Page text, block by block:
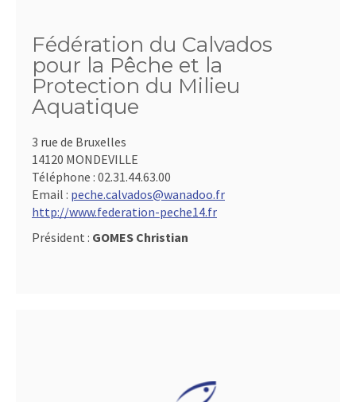
Fédération du Calvados
pour la Pêche et la
Protection du Milieu
Aquatique
3 rue de Bruxelles
14120 MONDEVILLE
Téléphone : 02.31.44.63.00
Email : peche.calvados@wanadoo.fr
http://www.federation-peche14.fr
Président : GOMES Christian